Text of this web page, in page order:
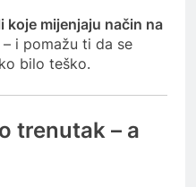
koje mijenjaju način na
– i pomažu ti da se
bilo teško.
trenutak – a